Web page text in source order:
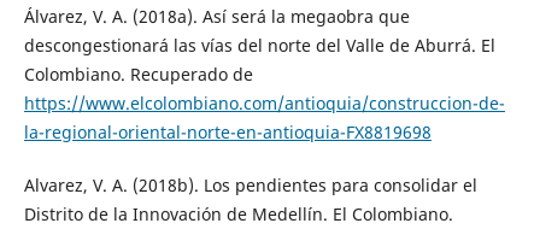
Álvarez, V. A. (2018a). Así será la megaobra que
descongestionará las vías del norte del Valle de Aburrá. El
Colombiano. Recuperado de
https://www.elcolombiano.com/antioquia/construccion-de-
la-regional-oriental-norte-en-antioquia-FX8819698
Alvarez, V. A. (2018b). Los pendientes para consolidar el
Distrito de la Innovación de Medellín. El Colombiano.